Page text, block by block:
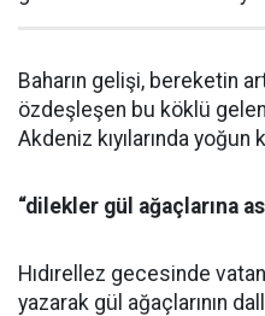
Baharın gelişi, bereketin
özdeşleşen bu köklü
Akdeniz kıyılarında yoğun
“dilekler gül ağaçlarına
Hıdırellez gecesinde
yazarak gül ağaçlarının